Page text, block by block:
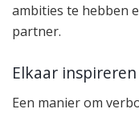
ambities te hebben
partner.
Elkaar
Een manier om